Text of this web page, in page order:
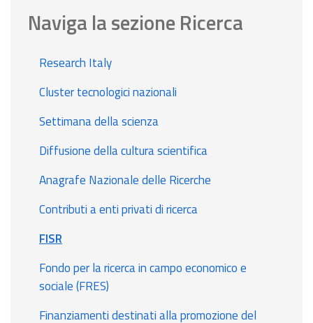
Naviga la sezione Ricerca
Research Italy
Cluster tecnologici nazionali
Settimana della scienza
Diffusione della cultura scientifica
Anagrafe Nazionale delle Ricerche
Contributi a enti privati di ricerca
FISR
Fondo per la ricerca in campo economico e
sociale (FRES)
Finanziamenti destinati alla promozione del